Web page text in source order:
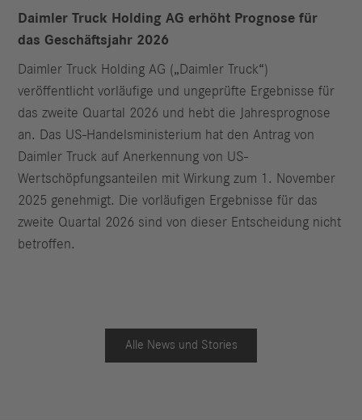
Daimler Truck Holding AG erhöht Prognose für
das Geschäftsjahr 2026
Daimler Truck Holding AG („Daimler Truck“)
veröffentlicht vorläufige und ungeprüfte Ergebnisse für
das zweite Quartal 2026 und hebt die Jahresprognose
an. Das US-Handelsministerium hat den Antrag von
Daimler Truck auf Anerkennung von US-
Wertschöpfungsanteilen mit Wirkung zum 1. November
2025 genehmigt. Die vorläufigen Ergebnisse für das
zweite Quartal 2026 sind von dieser Entscheidung nicht
betroffen.
Alle News und Stories